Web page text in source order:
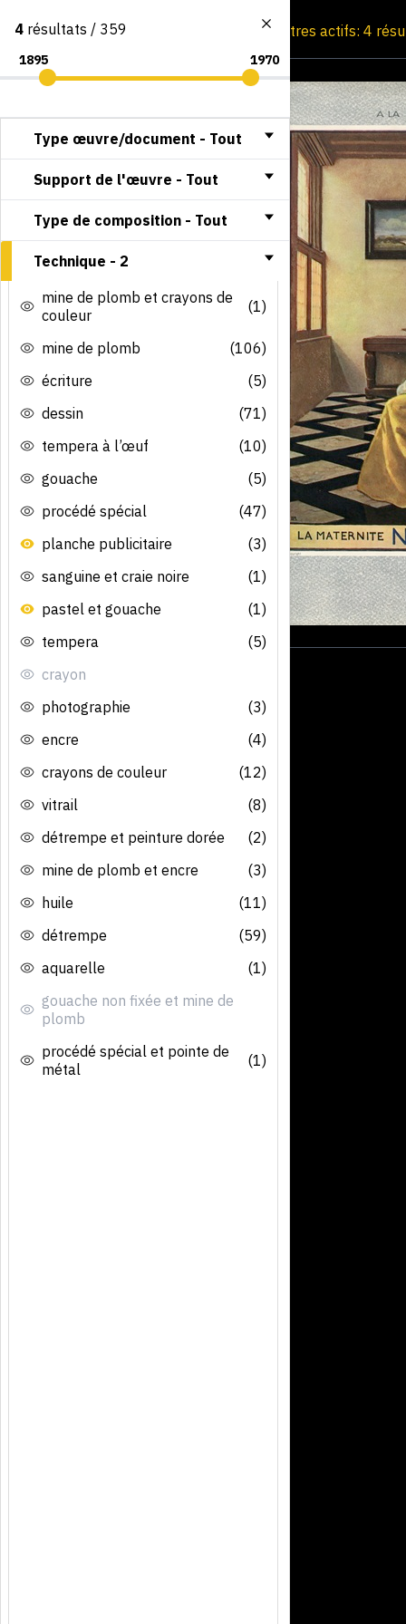
Consultation par image Filtres actifs: 4
4 résultats / 359
Type œuvre/document - Tout
Support de l'œuvre - Tout
Type de composition - Tout
Technique - 2
mine de plomb et crayons de
couleur
(1)
mine de plomb
(106)
écriture
(5)
dessin
(71)
tempera à l’œuf
(10)
gouache
(5)
procédé spécial
(47)
planche publicitaire
(3)
sanguine et craie noire
(1)
pastel et gouache
(1)
tempera
(5)
crayon
photographie
(3)
encre
(4)
crayons de couleur
(12)
vitrail
(8)
détrempe et peinture dorée
(2)
mine de plomb et encre
(3)
huile
(11)
détrempe
(59)
aquarelle
(1)
gouache non fixée et mine de
plomb
procédé spécial et pointe de
métal
(1)